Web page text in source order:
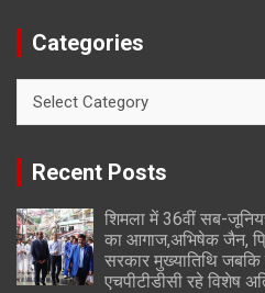
Categories
Recent Posts
शिमला में 36वीं सब-
का आगाज,अभिषेक जैन,
सरकार मुख्यातिथि जबकि
एचपीटीडीसी रहे विशेष